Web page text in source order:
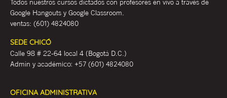
Todos nuestros cursos dictados con profesores en vivo a través de
Google Hangouts y Google Classroom.
ventas: (601) 4824080
SEDE CHICÓ
Calle 98 # 22-64 local 4 (Bogotá D.C.)
Admin y académico: +57 (601) 4824080
OFICINA ADMINISTRATIVA